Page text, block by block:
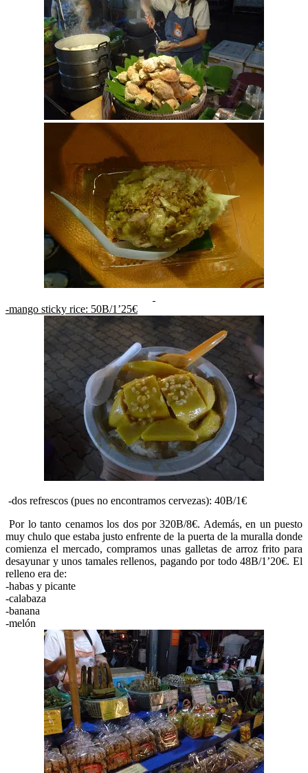
-mango sticky rice: 50B/1’25€
-dos refrescos (pues no encontramos cervezas): 40B/1€
Por lo tanto cenamos los dos por 320B/8€. Además, en un puesto
muy chulo que estaba justo enfrente de la puerta de la muralla donde
comienza el mercado, compramos unas galletas de arroz frito para
desayunar y unos tamales rellenos, pagando por todo 48B/1’20€. El
relleno era de:
-habas y picante
-calabaza
-banana
-melón